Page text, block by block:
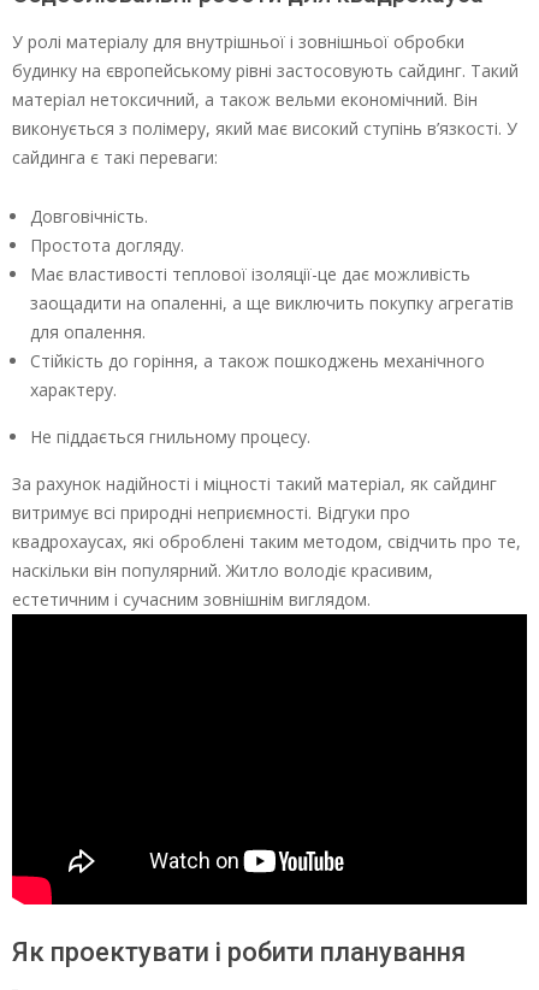
У ролі матеріалу для внутрішньої і зовнішньої обробки
будинку на європейському рівні застосовують сайдинг. Такий
матеріал нетоксичний, а також вельми економічний. Він
виконується з полімеру, який має високий ступінь в’язкості. У
сайдинга є такі переваги:
Довговічність.
Простота догляду.
Має властивості теплової ізоляції-це дає можливість
заощадити на опаленні, а ще виключить покупку агрегатів
для опалення.
Стійкість до горіння, а також пошкоджень механічного
характеру.
Не піддається гнильному процесу.
За рахунок надійності і міцності такий матеріал, як сайдинг
витримує всі природні неприємності. Відгуки про
квадрохаусах, які оброблені таким методом, свідчить про те,
наскільки він популярний. Житло володіє красивим,
естетичним і сучасним зовнішнім виглядом.
Як проектувати і робити планування